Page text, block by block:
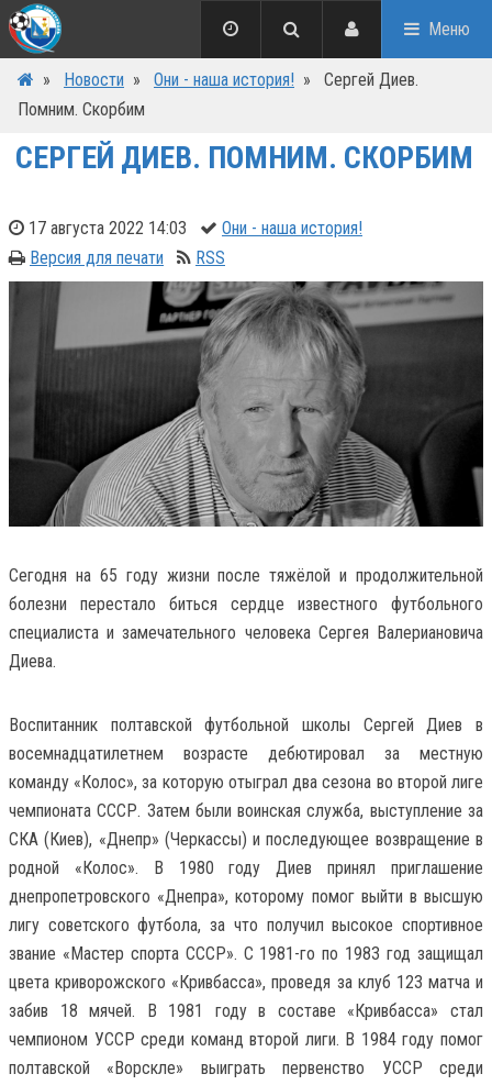
Меню
» Новости » Они - наша история! »
Сергей Диев.
Помним. Скорбим
СЕРГЕЙ ДИЕВ. ПОМНИМ. СКОРБИМ
17 августа 2022 14:03
Они - наша история!
Версия для печати
RSS
Сегодня на 65 году жизни после тяжёлой и продолжительной
болезни перестало биться сердце известного футбольного
специалиста и замечательного человека Сергея Валериановича
Диева.
Воспитанник полтавской футбольной школы Сергей Диев в
восемнадцатилетнем возрасте дебютировал за местную
команду «Колос», за которую отыграл два сезона во второй лиге
чемпионата СССР. Затем были воинская служба, выступление за
СКА (Киев), «Днепр» (Черкассы) и последующее возвращение в
родной «Колос». В 1980 году Диев принял приглашение
днепропетровского «Днепра», которому помог выйти в высшую
лигу советского футбола, за что получил высокое спортивное
звание «Мастер спорта СССР». С 1981-го по 1983 год защищал
цвета криворожского «Кривбасса», проведя за клуб 123 матча и
забив 18 мячей. В 1981 году в составе «Кривбасса» стал
чемпионом УССР среди команд второй лиги. В 1984 году помог
полтавской «Ворскле» выиграть первенство УССР среди